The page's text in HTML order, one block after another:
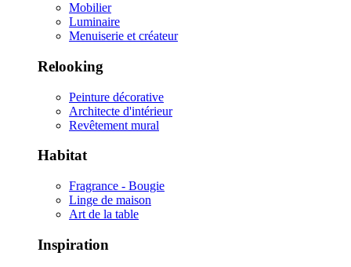
Mobilier
Luminaire
Menuiserie et créateur
Relooking
Peinture décorative
Architecte d'intérieur
Revêtement mural
Habitat
Fragrance - Bougie
Linge de maison
Art de la table
Inspiration